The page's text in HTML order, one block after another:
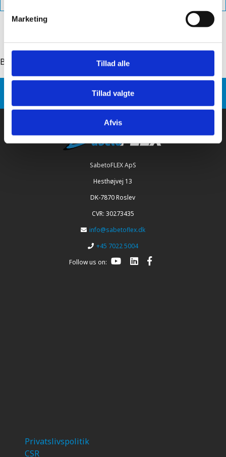
Marketing
Tillad alle
Tillad valgte
Afvis
Back to: sabetoflex flashing roll with steel grid
Product variants
SabetoFLEX flashing roll with steel grid
SabetoFLEX ApS
Hesthøjvej 13
DK-7870 Roslev
CVR: 30273435
info@sabetoflex.dk
+45 7022 5004
Follow us on:
Privatslivspolitik
CSR